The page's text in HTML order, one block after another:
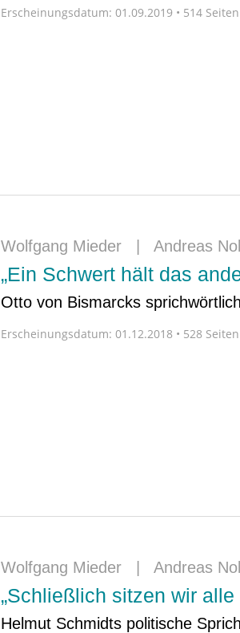
Erscheinungsdatum: 01.09.2019 • 514 Seiten
Wolfgang Mieder Andreas
„Ein Schwert hält das
Otto von Bismarcks
Erscheinungsdatum: 01.12.2018 • 528 Seiten
Wolfgang Mieder Andreas
„Schließlich sitzen wir
Helmut Schmidts politische